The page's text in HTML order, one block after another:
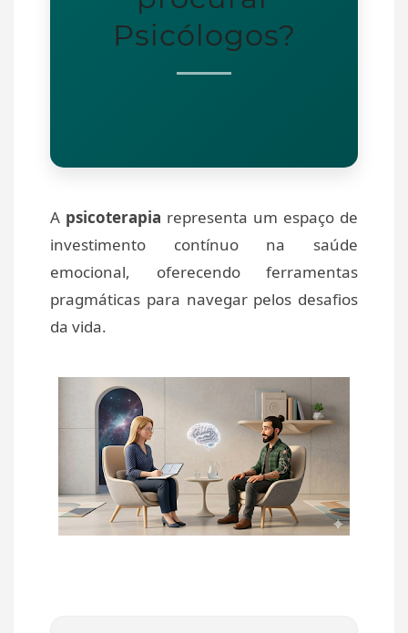
Psicólogos?
A psicoterapia representa um espaço de
investimento contínuo na saúde
emocional, oferecendo ferramentas
pragmáticas para navegar pelos desafios
da vida.